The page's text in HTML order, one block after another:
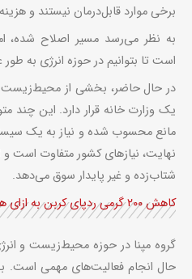
برخی موارد قابل‌درمان نیستند و
به نظر می‌رسد مسیر اصلاح شده،
است تا بتوانیم در حوزه انرژی به
در حال حاضر، بخشی از
یک وزارت خانه قرار دارد. این
مانع محسوب شده و نیاز به یک سیستم
نهایت، نیازهای کشور متفاوت است
شتاب‌زده و غیر پایدار سوق می‌دهد.
کاهش ۲۰۰ گرمی ردپای کربن به ازای هر کیلووات
گروه مپنا در حوزه محیط‌زیست و
حال انجام فعالیت‌های مهمی است.